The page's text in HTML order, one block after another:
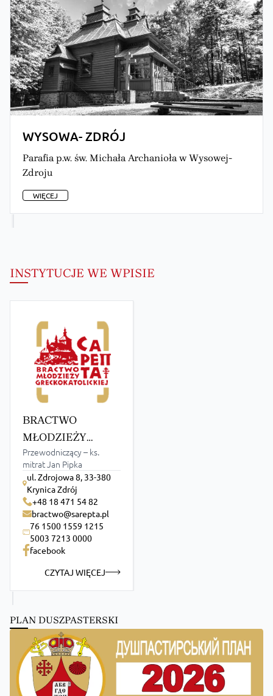
WYSOWA- ZDRÓJ
Parafia p.w. św. Michała Archanioła w Wysowej-
Zdroju
WIĘCEJ
INSTYTUCJE WE WPISIE
BRACTWO
MŁODZIEŻY
GRECKOKATOLICKIEJ
„SAREPTA”
Przewodniczący – ks.
mitrat Jan Pipka
ul. Zdrojowa 8, 33-380
Krynica Zdrój
+48 18 471 54 82
bractwo@sarepta.pl
76 1500 1559 1215
5003 7213 0000
facebook
CZYTAJ WIĘCEJ
PLAN DUSZPASTERSKI